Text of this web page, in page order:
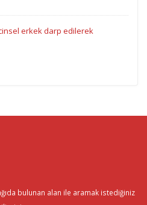
erkek darp edilerek
bulunan alan ile aramak istediğiniz